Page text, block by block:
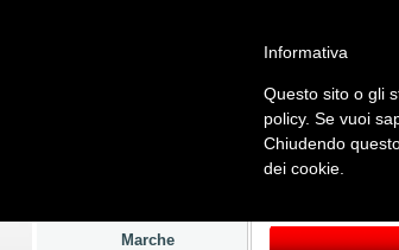
Dati Cliente
Fotografia Telefonia
Marche
Informativa
Questo sito o gli
policy. Se vuoi
Chiudendo
dei cookie.